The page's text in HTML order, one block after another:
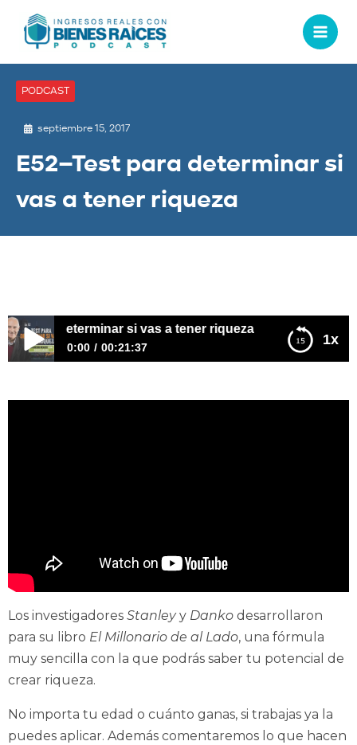
PODCAST
septiembre 15, 2017
E52–Test para determinar si
vas a tener riqueza
1x
para determinar si vas a tener riqueza
0:00 00:21:37
Los investigadores Stanleyy Danko desarrollaron
para su libro El Millonario de al Lado, una fórmula
muy sencilla con la que podrás saber tu potencial de
crear riqueza.
No importa tu edad o cuánto ganas, si trabajas ya la
puedes aplicar. Además comentaremos lo que hacen